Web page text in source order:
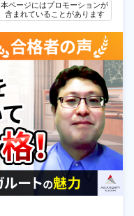
本ページにはプロモーションが
含まれていることがあります